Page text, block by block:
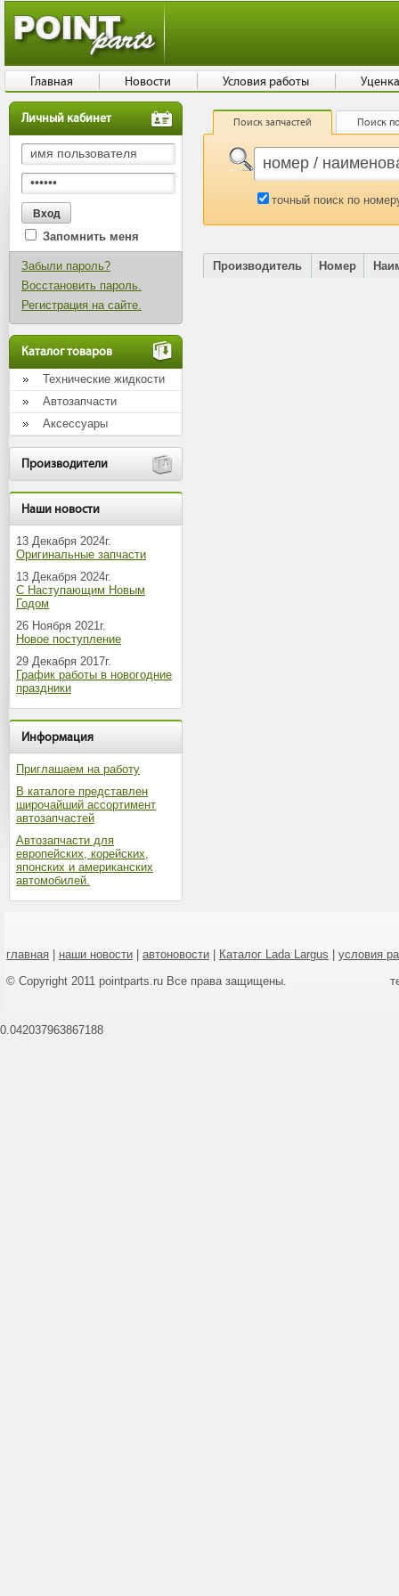
Личный кабинет
Запомнить меня
Забыли пароль?
Восстановить пароль.
Регистрация на сайте.
Каталог товаров
Технические жидкости
Автозапчасти
Аксессуары
Производители
Наши новости
13 Декабря 2024г.
Оригинальные запчасти
13 Декабря 2024г.
С Наступающим Новым
Годом
26 Ноября 2021г.
Новое поступление
29 Декабря 2017г.
График работы в новогодние
праздники
Информация
Приглашаем на работу
В каталоге представлен
широчайший ассортимент
автозапчастей
Автозапчасти для
европейских, корейских,
японских и американских
автомобилей.
Поиск запчастей Поиск
точный поиск по
Производитель Номер
главная наши новости автоновости Каталог Lada Largus
условия
© Copyright 2011 pointparts.ru Все права защищены.
Главная Новости Условия работы
0.042037963867188